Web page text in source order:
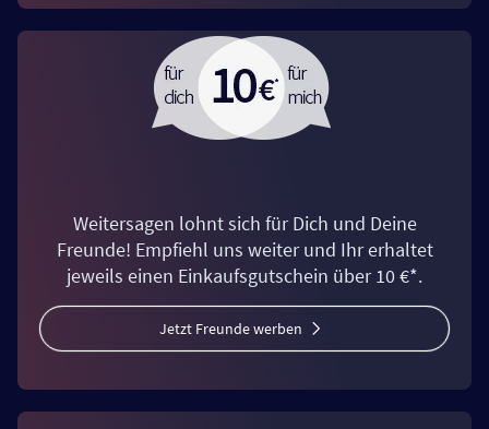
Weitersagen lohnt sich für Dich und Deine
Freunde! Empfiehl uns weiter und Ihr erhaltet
jeweils einen Einkaufsgutschein über 10 €*.
Jetzt Freunde werben